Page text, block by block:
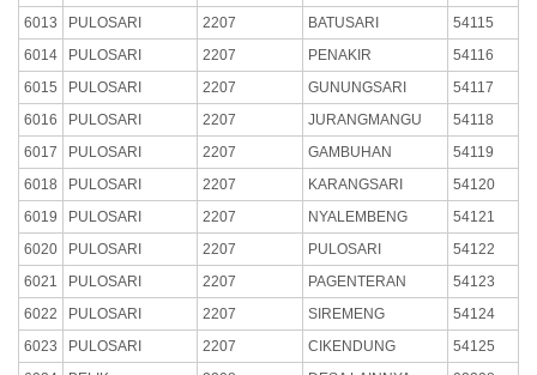
6013
PULOSARI 2207 BATUSARI
54115
6014
PULOSARI 2207 PENAKIR
54116
6015
PULOSARI 2207 GUNUNGSARI
54117
6016
PULOSARI 2207 JURANGMANGU
54118
6017
PULOSARI 2207 GAMBUHAN
54119
6018
PULOSARI 2207 KARANGSARI
54120
6019
PULOSARI 2207 NYALEMBENG
54121
6020
PULOSARI 2207 PULOSARI
54122
6021
PULOSARI 2207 PAGENTERAN
54123
6022
PULOSARI 2207 SIREMENG
54124
6023
PULOSARI 2207 CIKENDUNG
54125